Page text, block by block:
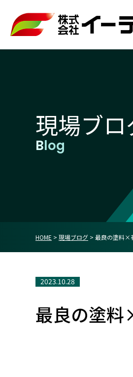
現場ブロ
Blog
HOME > 現場ブログ > 最良の塗料×
2023.10.28
最良の塗